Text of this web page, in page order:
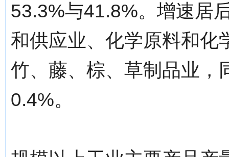
53.3%与41.8%。增速居
和供应业、化学原料和化
竹、藤、棕、草制品业，
0.4%。